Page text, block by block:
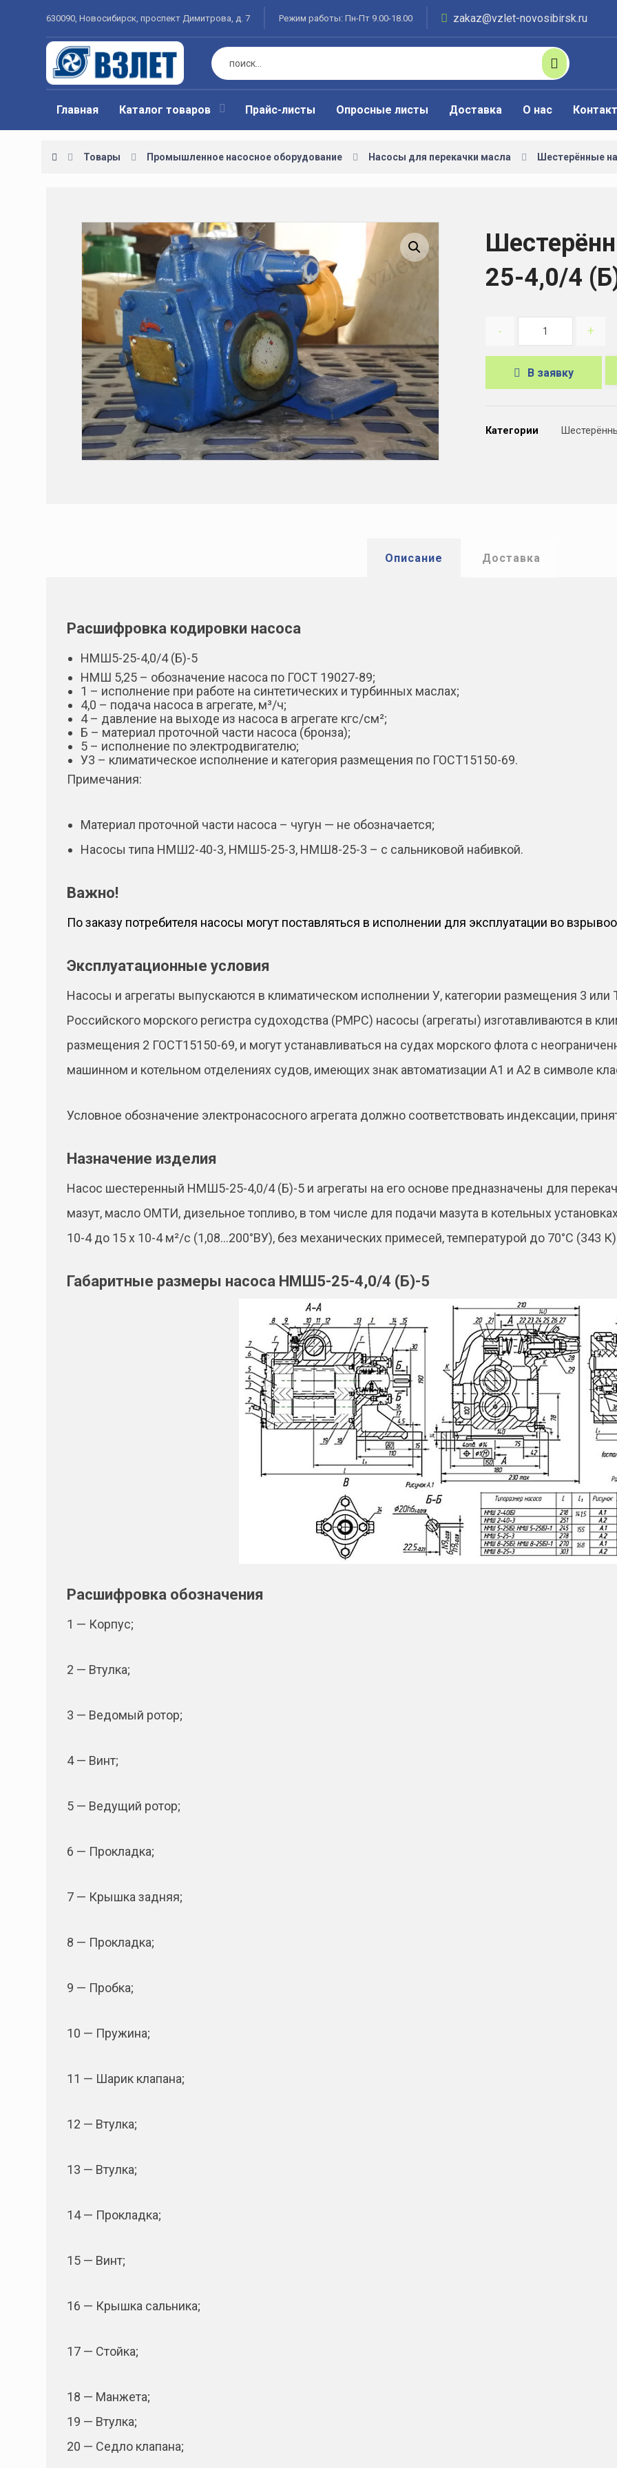
630090, Новосибирск, проспект Димитрова, д. 7 Режим работы: Пн-Пт 9.00-18.00 zakaz@vzlet-novosibirsk.ru
Главная Каталог товаров Прайс-листы Опросные листы Доставка О нас
Товары Промышленное насосное оборудование Насосы для перекачки масла Шестерённые
Увеличить изображение
25-4,0/4
- +
В заявку
t
Категории
Описание Доставка
Расшифровка кодировки насоса
НМШ5-25-4,0/4 (Б)-5
НМШ 5,25 – обозначение насоса по ГОСТ 19027-89;
1 – исполнение при работе на синтетических и турбинных маслах;
4,0 – подача насоса в агрегате, м³/ч;
4 – давление на выходе из насоса в агрегате кгс/см²;
Б – материал проточной части насоса (бронза);
5 – исполнение по электродвигателю;
У3 – климатическое исполнение и категория размещения по ГОСТ15150-69.
Примечания:
Материал проточной части насоса – чугун — не обозначается;
Насосы типа НМШ2-40-3, НМШ5-25-3, НМШ8-25-3 – с сальниковой набивкой.
Важно!
По заказу потребителя насосы могут поставляться в исполнении для эксплуатации во
Эксплуатационные условия
Насосы и агрегаты выпускаются в климатическом исполнении У, категории размещения 3
Российского морского регистра судоходства (РМРС) насосы (агрегаты) изготавливаются в
размещения 2 ГОСТ15150-69, и могут устанавливаться на судах морского флота с
машинном и котельном отделениях судов, имеющих знак автоматизации А1 и А2 в символе
Условное обозначение электронасосного агрегата должно соответствовать индексации,
Назначение изделия
Насос шестеренный НМШ5-25-4,0/4 (Б)-5 и агрегаты на его основе предназначены для
мазут, масло ОМТИ, дизельное топливо, в том числе для подачи мазута в котельных
10-4 до 15 х 10-4 м²/с (1,08…200°ВУ), без механических примесей, температурой до 70°С (343
Габаритные размеры насоса НМШ5-25-4,0/4 (Б)-5
Расшифровка обозначения
1 — Корпус;
2 — Втулка;
3 — Ведомый ротор;
4 — Винт;
5 — Ведущий ротор;
6 — Прокладка;
7 — Крышка задняя;
8 — Прокладка;
9 — Пробка;
10 — Пружина;
11 — Шарик клапана;
12 — Втулка;
13 — Втулка;
14 — Прокладка;
15 — Винт;
16 — Крышка сальника;
17 — Стойка;
18 — Манжета;
19 — Втулка;
20 — Седло клапана;